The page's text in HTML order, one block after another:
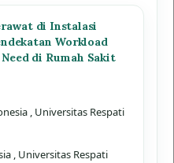
di Instalasi
Workload
di Rumah Sakit
, Universitas Respati
, Universitas Respati